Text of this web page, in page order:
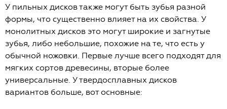
У пильных дисков также могут быть зубья разной
формы, что существенно влияет на их свойства. У
монолитных дисков это могут широкие и загнутые
зубья, либо небольшие, похожие на те, что есть у
обычной ножовки. Первые лучше всего подходят для
мягких сортов древесины, вторые более
универсальные. У твердосплавных дисков
вариантов больше, вот основные: